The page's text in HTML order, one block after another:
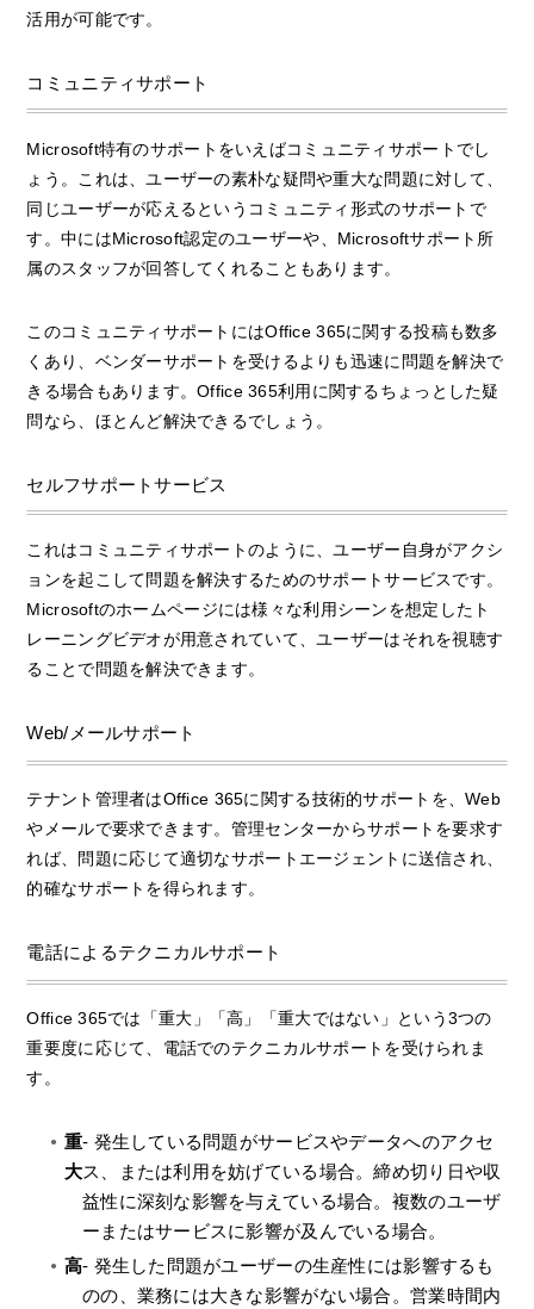
活用が可能です。
コミュニティサポート
Microsoft特有のサポートをいえばコミュニティサポートでし
ょう。これは、ユーザーの素朴な疑問や重大な問題に対して、
同じユーザーが応えるというコミュニティ形式のサポートで
す。中にはMicrosoft認定のユーザーや、Microsoftサポート所
属のスタッフが回答してくれることもあります。
このコミュニティサポートにはOffice 365に関する投稿も数多
くあり、ベンダーサポートを受けるよりも迅速に問題を解決で
きる場合もあります。Office 365利用に関するちょっとした疑
問なら、ほとんど解決できるでしょう。
セルフサポートサービス
これはコミュニティサポートのように、ユーザー自身がアクシ
ョンを起こして問題を解決するためのサポートサービスです。
Microsoftのホームページには様々な利用シーンを想定したト
レーニングビデオが用意されていて、ユーザーはそれを視聴す
ることで問題を解決できます。
Web/メールサポート
テナント管理者はOffice 365に関する技術的サポートを、Web
やメールで要求できます。管理センターからサポートを要求す
れば、問題に応じて適切なサポートエージェントに送信され、
的確なサポートを得られます。
電話によるテクニカルサポート
Office 365では「重大」「高」「重大ではない」という3つの
重要度に応じて、電話でのテクニカルサポートを受けられま
す。
重
大
- 発生している問題がサービスやデータへのアクセ
ス、または利用を妨げている場合。締め切り日や収
益性に深刻な影響を与えている場合。複数のユーザ
ーまたはサービスに影響が及んでいる場合。
高- 発生した問題がユーザーの生産性には影響するも
のの、業務には大きな影響がない場合。営業時間内